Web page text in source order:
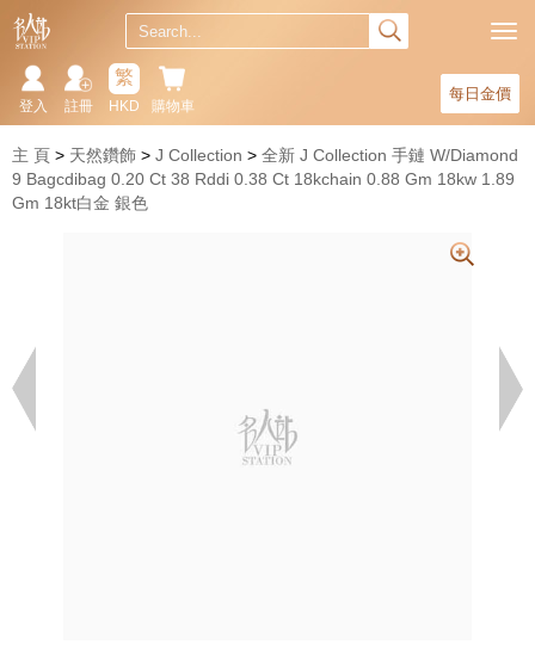
每日金價
購物車
繁
HKD
註冊
登入
主 頁 天然鑽飾 J Collection
全新 J Collection 手鏈 W/Diamond
9 Bagcdibag 0.20 Ct 38 Rddi 0.38 Ct 18kchain 0.88 Gm 18kw 1.89
Gm 18kt白金 銀色